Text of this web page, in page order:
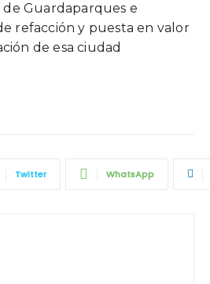
de Guardaparques e
refacción y puesta en valor
de esa ciudad
Twitter WhatsApp